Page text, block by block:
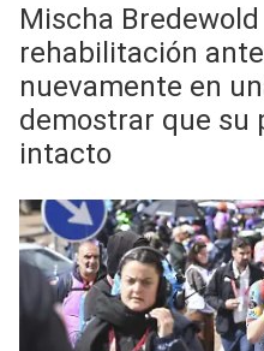
Mischa
rehabilitación
nuevamente en
demostrar que su
intacto